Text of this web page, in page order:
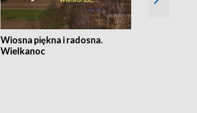
Wiosna piękna i radosna.
Wielkanoc